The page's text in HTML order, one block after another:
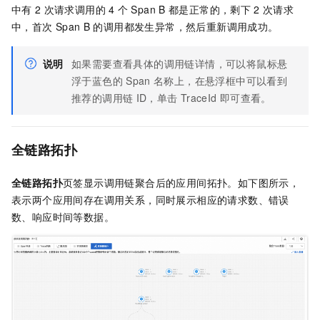
中有 2 次请求调用的 4 个 Span B 都是正常的，剩下 2 次请求
中，首次 Span B 的调用都发生异常，然后重新调用成功。
说明 如果需要查看具体的调用链详情，可以将鼠标悬
浮于蓝色的 Span 名称上，在悬浮框中可以看到
推荐的调用链 ID，单击 TraceId 即可查看。
全链路拓扑
全链路拓扑页签显示调用链聚合后的应用间拓扑。如下图所示，
表示两个应用间存在调用关系，同时展示相应的请求数、错误
数、响应时间等数据。